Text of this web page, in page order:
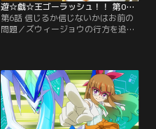
遊☆戯☆王ゴーラッシュ！！ 第06話
第6話 信じるか信じないかはお前の
問題／ズウィージョウの行方を追う
の真相を突き止めることに。都市伝
説の一つ“3メートルさん”を探すユ
ウディアスは、廃工場の中で不思議
な椅子を発見する。【提供：バンダ
イチャンネル】